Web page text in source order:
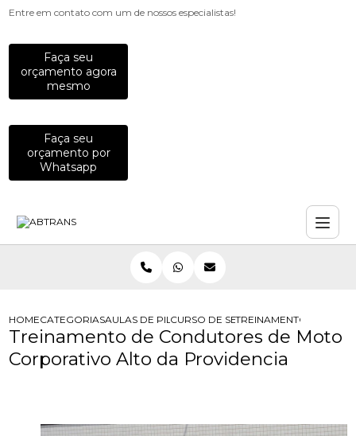
Entre em contato com um de nossos especialistas!
Faça seu
orçamento agora
mesmo
Faça seu
orçamento por
Whatsapp
HOMECATEGORIASAULAS DE PILOTAGEM PARA EMPRESAS
CURSO DE SEGURANCA PARA
TREINAMENTO DE
Treinamento de Condutores de Moto
Corporativo Alto da Providencia